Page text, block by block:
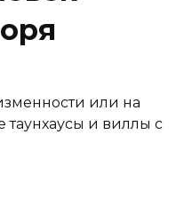
или на
таунхаусы и виллы с